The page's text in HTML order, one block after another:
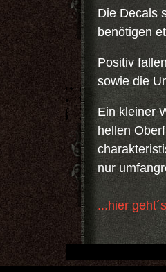
Die Decals
benötigen
Positiv
sowie die
Ein kleiner
hellen
nur
...hier